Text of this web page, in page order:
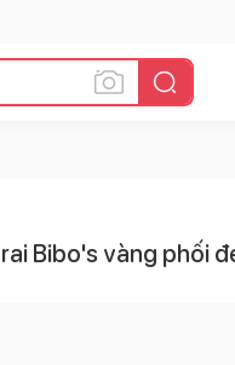
Bibo's vàng phối